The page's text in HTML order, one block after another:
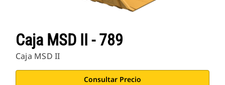
Caja MSD II - 789
Caja MSD II
Consultar Precio